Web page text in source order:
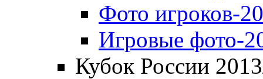
Фото игроков-
Игровые фото-
Кубок России